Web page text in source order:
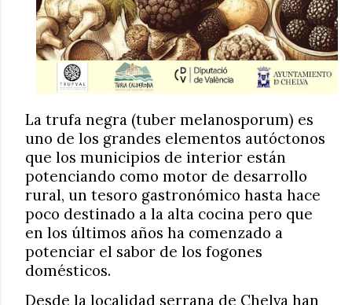
La trufa negra (tuber melanosporum) es
uno de los grandes elementos autóctonos
que los municipios de interior están
potenciando como motor de desarrollo
rural, un tesoro gastronómico hasta hace
poco destinado a la alta cocina pero que
en los últimos años ha comenzado a
potenciar el sabor de los fogones
domésticos.
Desde la localidad serrana de Chelva han